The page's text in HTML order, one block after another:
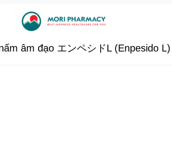
âm đạo エンペシドL (Enpesido L)